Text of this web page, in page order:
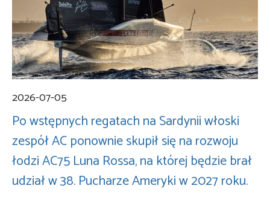
2026-07-05
Po wstępnych regatach na Sardynii włoski
zespół AC ponownie skupił się na rozwoju
łodzi AC75 Luna Rossa, na której będzie brał
udział w 38. Pucharze Ameryki w 2027 roku.